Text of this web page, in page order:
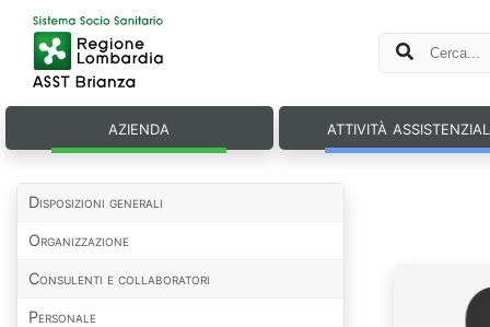
azienda attività
Disposizioni generali
Organizzazione
Consulenti e collaboratori
Personale